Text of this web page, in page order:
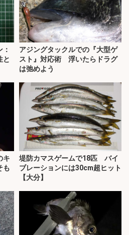
と
アジングタックルでの『大型ゲ
スト』対応術 浮いたらドラグ
は弛めよう
キ
も
堤防カマスゲームで18匹 バイ
ブレーションには30cm超ヒット
【大分】